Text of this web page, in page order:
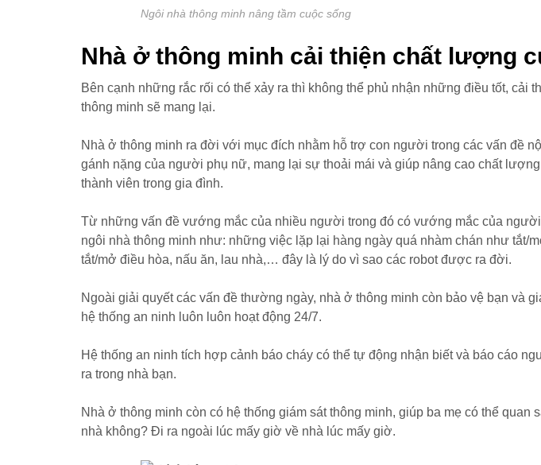
Ngôi nhà thông minh nâng tầm cuộc sống
Nhà ở thông minh cải thiện chất lượng
Bên cạnh những rắc rối có thể xảy ra thì không thể phủ nhận những điều tốt, cải
thông minh sẽ mang lại.
Nhà ở thông minh ra đời với mục đích nhằm hỗ trợ con người trong các vấn đề
gánh nặng của người phụ nữ, mang lại sự thoải mái và giúp nâng cao chất
thành viên trong gia đình.
Từ những vấn đề vướng mắc của nhiều người trong đó có vướng mắc của
ngôi nhà thông minh như: những việc lặp lại hàng ngày quá nhàm chán như tắt/
tắt/mở điều hòa, nấu ăn, lau nhà,… đây là lý do vì sao các robot được ra đời.
Ngoài giải quyết các vấn đề thường ngày, nhà ở thông minh còn bảo vệ bạn và
hệ thống an ninh luôn luôn hoạt động 24/7.
Hệ thống an ninh tích hợp cảnh báo cháy có thể tự động nhận biết và báo cáo
ra trong nhà bạn.
Nhà ở thông minh còn có hệ thống giám sát thông minh, giúp ba mẹ có thể quan
nhà không? Đi ra ngoài lúc mấy giờ về nhà lúc mấy giờ.